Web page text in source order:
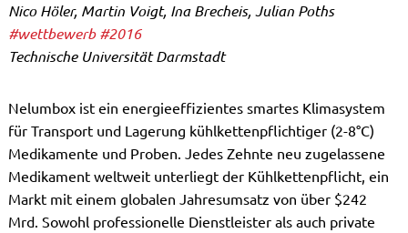
Nico Höler, Martin Voigt, Ina Brecheis, Julian Poths
#wettbewerb #2016
Technische Universität Darmstadt
Nelumbox ist ein energieeffizientes smartes Klimasystem
für Transport und Lagerung kühlkettenpflichtiger (2-8°C)
Medikamente und Proben. Jedes Zehnte neu zugelassene
Medikament weltweit unterliegt der Kühlkettenpflicht, ein
Markt mit einem globalen Jahresumsatz von über $242
Mrd. Sowohl professionelle Dienstleister als auch private